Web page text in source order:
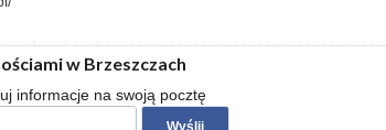
w Brzeszczach
informacje na swoją pocztę